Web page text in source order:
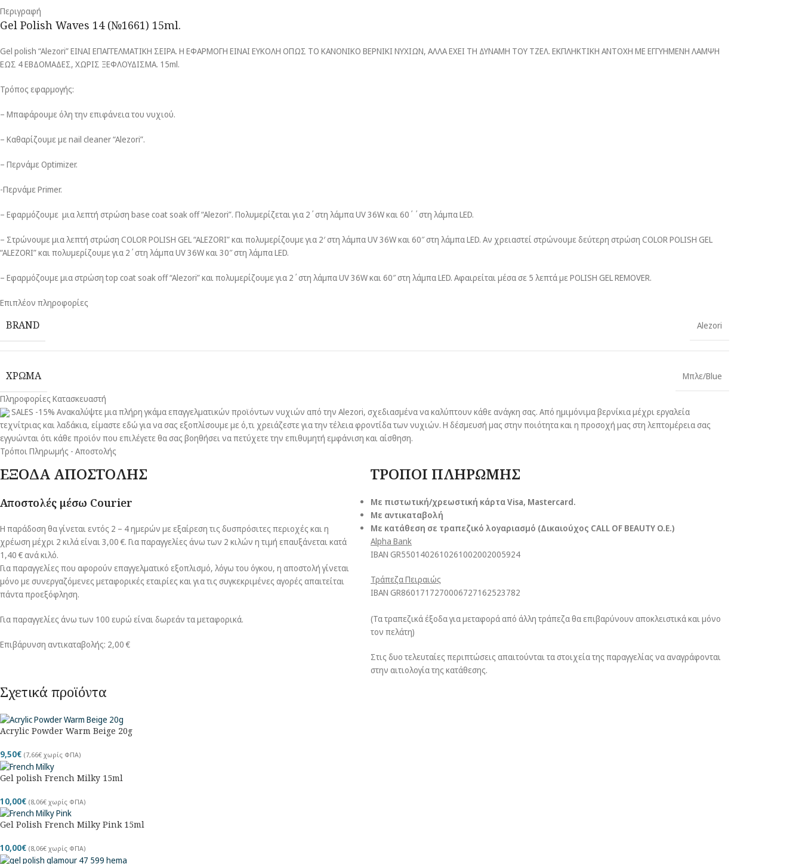
Περιγραφή
Gel Polish Waves 14 (№1661) 15ml.
Gel polish “Alezori” ΕΙΝΑΙ ΕΠΑΓΓΕΛΜΑΤΙΚΗ ΣΕΙΡΑ. Η ΕΦΑΡΜΟΓΗ ΕΙΝΑΙ ΕΥΚΟΛΗ ΟΠΩΣ ΤΟ ΚΑΝΟΝΙΚΟ ΒΕΡΝΙΚΙ ΝΥΧΙΩΝ, ΑΛΛΑ ΕΧΕΙ ΤΗ ΔΥΝΑΜΗ ΤΟΥ ΤΖΕΛ. ΕΚΠΛΗΚΤΙΚΗ ΑΝΤΟΧΗ ΜΕ ΕΓΓΥΗΜΕΝΗ ΛΑΜΨΗ
ΕΩΣ 4 ΕΒΔΟΜΑΔΕΣ, ΧΩΡΙΣ ΞΕΦΛΟΥΔΙΣΜΑ. 15ml.
Τρόπος εφαρμογής:
– Μπαφάρουμε όλη την επιφάνεια του νυχιού.
– Καθαρίζουμε με nail cleaner “Alezori”.
– Περνάμε Optimizer.
-Περνάμε Primer.
– Εφαρμόζουμε μια λεπτή στρώση base coat soak off “Alezori”. Πολυμερίζεται για 2΄στη λάμπα UV 36W και 60΄΄στη λάμπα LED.
– Στρώνουμε μια λεπτή στρώση COLOR POLISH GEL “ALEZORI” και πολυμερίζουμε για 2′ στη λάμπα UV 36W και 60″ στη λάμπα LED. Αν χρειαστεί στρώνουμε δεύτερη στρώση COLOR POLISH GEL
“ALEZORI” και πολυμερίζουμε για 2΄στη λάμπα UV 36W και 30″ στη λάμπα LED.
– Εφαρμόζουμε μια στρώση top coat soak off “Alezori” και πολυμερίζουμε για 2΄στη λάμπα UV 36W και 60″ στη λάμπα LED. Αφαιρείται μέσα σε 5 λεπτά με POLISH GEL REMOVER.
Επιπλέον πληροφορίες
BRAND Alezori
ΧΡΏΜΑ
Μπλε/Blue
Πληροφορίες Κατασκευαστή
SALES -15% Ανακαλύψτε μια πλήρη γκάμα επαγγελματικών προϊόντων νυχιών από την Alezori, σχεδιασμένα να καλύπτουν κάθε ανάγκη σας. Από ημιμόνιμα βερνίκια μέχρι εργαλεία
τεχνίτριας και λαδάκια, είμαστε εδώ για να σας εξοπλίσουμε με ό,τι χρειάζεστε για την τέλεια φροντίδα των νυχιών. Η δέσμευσή μας στην ποιότητα και η προσοχή μας στη λεπτομέρεια σας
εγγυώνται ότι κάθε προϊόν που επιλέγετε θα σας βοηθήσει να πετύχετε την επιθυμητή εμφάνιση και αίσθηση.
Τρόποι Πληρωμής - Αποστολής
ΕΞΟΔΑ ΑΠΟΣΤΟΛΗΣ
Αποστολές μέσω Courier
Η παράδοση θα γίνεται εντός 2 – 4 ημερών με εξαίρεση τις δυσπρόσιτες περιοχές και η
χρέωση μέχρι 2 κιλά είναι 3,00 €. Για παραγγελίες άνω των 2 κιλών η τιμή επαυξάνεται κατά
1,40 € ανά κιλό.
Για παραγγελίες που αφορούν επαγγελματικό εξοπλισμό, λόγω του όγκου, η αποστολή γίνεται
μόνο με συνεργαζόμενες μεταφορικές εταιρίες και για τις συγκεκριμένες αγορές απαιτείται
πάντα προεξόφληση.
Για παραγγελίες άνω των 100 ευρώ είναι δωρεάν τα μεταφορικά.
Επιβάρυνση αντικαταβολής: 2,00 €
ΤΡΟΠΟΙ ΠΛΗΡΩΜΗΣ
Με πιστωτική/χρεωστική κάρτα Visa, Mastercard.
Με αντικαταβολή
Με κατάθεση σε τραπεζικό λογαριασμό (Δικαιούχος CALL OF BEAUTY O.E.)
Alpha Bank
ΙΒΑΝ GR5501402610261002002005924
Τράπεζα Πειραιώς
ΙΒΑΝ GR8601717270006727162523782
(Τα τραπεζικά έξοδα για μεταφορά από άλλη τράπεζα θα επιβαρύνουν αποκλειστικά και μόνο
τον πελάτη)
Στις δυο τελευταίες περιπτώσεις απαιτούνται τα στοιχεία της παραγγελίας να αναγράφονται
στην αιτιολογία της κατάθεσης.
Σχετικά προϊόντα
Acrylic Powder Warm Beige 20g
9,50€ (7,66€ χωρίς ΦΠΑ)
Gel polish French Milky 15ml
10,00€ (8,06€ χωρίς ΦΠΑ)
Gel Polish French Milky Pink 15ml
10,00€ (8,06€ χωρίς ΦΠΑ)